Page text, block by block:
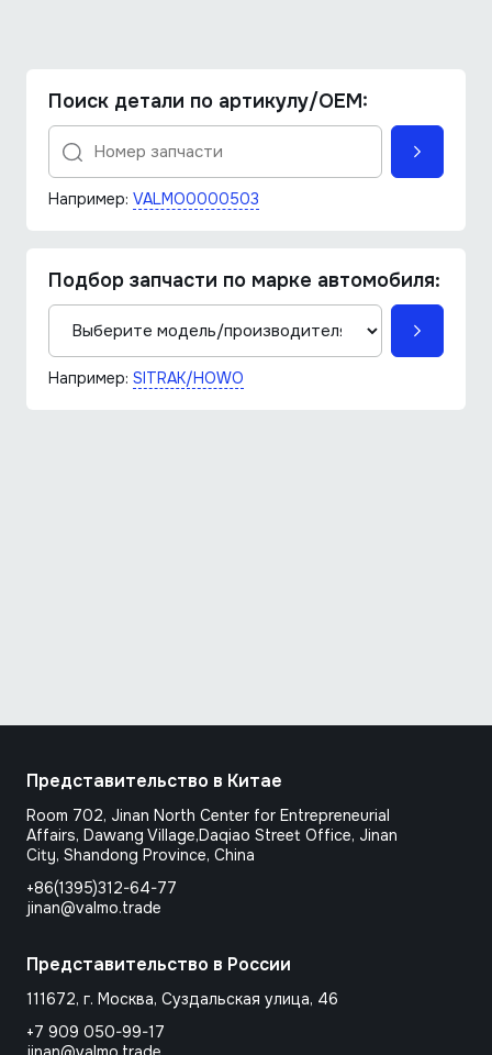
Поиск детали по артикулу/OEM:
Например: VALMO0000503
Подбор запчасти по марке автомобиля:
Например: SITRAK/HOWO
Представительство в Китае
Room 702, Jinan North Center for Entrepreneurial
Affairs, Dawang Village,Daqiao Street Office, Jinan
City, Shandong Province, Сhina
+86(1395)312-64-77
jinan@valmo.trade
Представительство в России
111672, г. Москва, Суздальская улица, 46
+7 909 050-99-17